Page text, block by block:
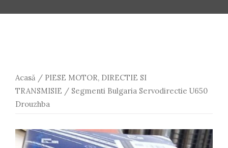
Acasă / PIESE MOTOR, DIRECTIE SI
TRANSMISIE / Segmenti Bulgaria Servodirectie U650
Drouzhba